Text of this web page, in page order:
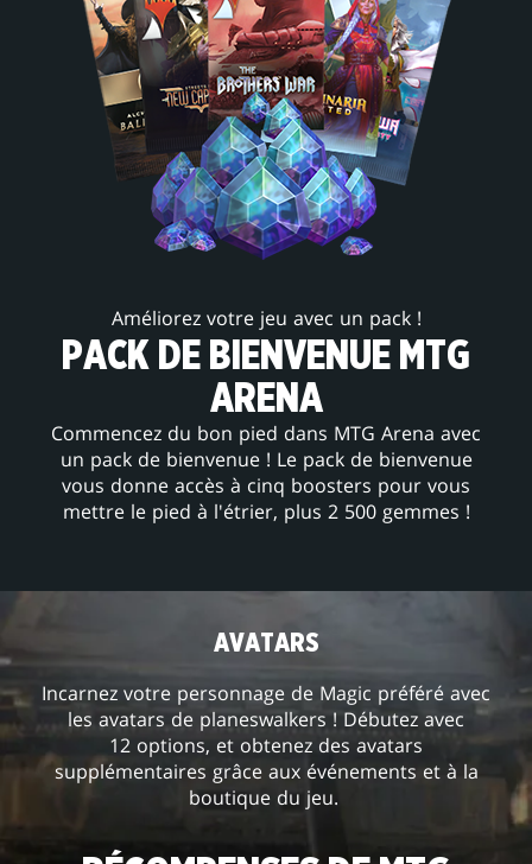
Améliorez votre jeu avec un pack !
PACK DE BIENVENUE MTG
ARENA
Commencez du bon pied dans MTG Arena avec
un pack de bienvenue ! Le pack de bienvenue
vous donne accès à cinq boosters pour vous
mettre le pied à l'étrier, plus 2 500 gemmes !
AVATARS
Incarnez votre personnage de Magic préféré avec
les avatars de planeswalkers ! Débutez avec
12 options, et obtenez des avatars
supplémentaires grâce aux événements et à la
boutique du jeu.